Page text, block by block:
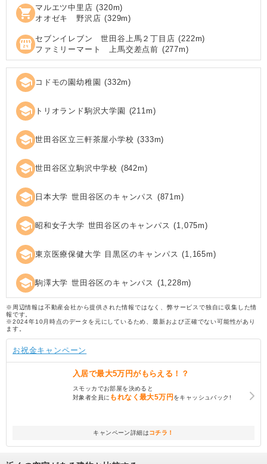
shopping_cart マルエツ中里店 (320m)
オオゼキ 野沢店 (329m)
local_convenience_store セブンイレブン 世田谷上馬２丁目店 (222m)
ファミリーマート 上馬交差点前 (277m)
school コドモの園幼稚園 (332m)
school トリオランド駒沢大学園 (211 m)
school 世田谷区立三軒茶屋小学校 (333m)
school 世田谷区立駒沢中学校 (842m)
school 日本大学 世田谷区のキャンパス (871m)
school 昭和女子大学 世田谷区のキャンパス (1,075m)
school 東京医療保健大学 目黒区のキャンパス (1,165m)
school 駒澤大学 世田谷区のキャンパス (1,228m)
※周辺情報は不動産会社から提供された情報ではなく、弊サービスで独自に収集した情
報です。
※2024年10月時点のデータを元にしているため、最新および正確でない可能性があり
ます。
お祝金キャンペーン
入居で最大5万円がもらえる！？
スモッカでお部屋を決めると
対象者全員に もれなく最大5万円をキャッシュバック!
キャンペーン詳細はコチラ！